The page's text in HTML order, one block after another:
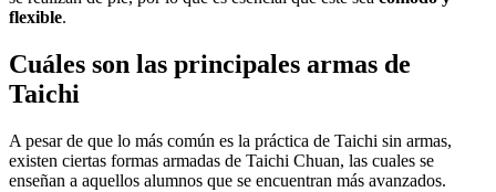
flexible.
Cuáles son las principales armas de
Taichi
A pesar de que lo más común es la práctica de Taichi sin armas,
existen ciertas formas armadas de Taichi Chuan, las cuales se
enseñan a aquellos alumnos que se encuentran más avanzados.